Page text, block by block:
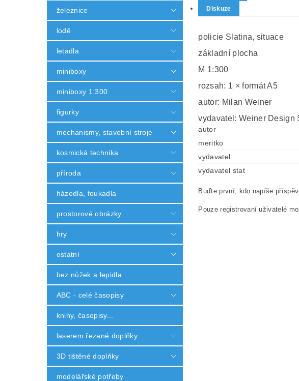
železnice
lodě
letadla
miniboxy
miniboxy 1:300
figurky
mechanismy, stavební stroje
kosmická technika
příroda
házedla, foukadla
prostorové obrázky
hry
ostatní
bez nůžek a lepidla
ABC - celé časopisy
knihy, časopisy...
laserem řezané doplňky
3D tištěné doplňky
modelářské potřeby
Diskuze
policie Slatina, situace
základní plocha
M 1:300
rozsah: 1 × formát A5
autor: Milan Weiner
vydavatel: Weiner Design
autor
meritko
vydavatel
vydavatel stat
Buďte první, kdo napíše
Pouze registrovaní uživatelé